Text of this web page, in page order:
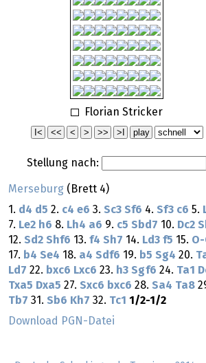
Florian Stricker
Stellung nach:
Merseburg (Brett 4)
1. d4 d5 2. c4 e6 3. Sc3 Sf6 4. Sf3 c6 5.
7. Le2 h6 8. Lh4 a6 9. c5 Sbd7 10. Dc2
12. Sd2 Shf6 13. f4 Sh7 14. Ld3 f5 15. O-
17. b4 Se4 18. a4 Sdf6 19. b5 Sg4 20.
Ld7 22. bxc6 Lxc6 23. h3 Sgf6 24. Ta1
Txa5 Dxa5 27. Sxc6 bxc6 28. Sa4 Ta8
Tb7 31. Sb6 Kh7 32. Tc1 1/2-1/2
Download PGN-Datei